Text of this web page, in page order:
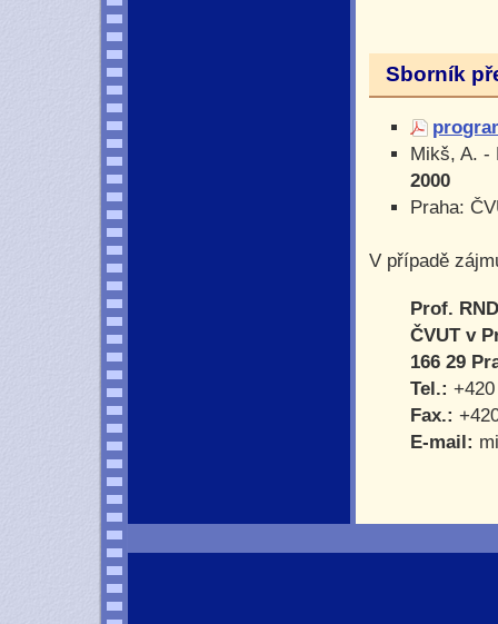
Sborník
Mikš, A. -
2000
Praha:
V případě
Prof.
ČVUT v
166 29
Tel.:
Fax.:
E-mail: